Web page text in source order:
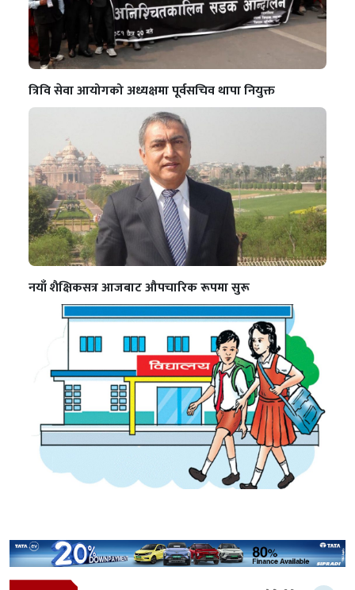
त्रिवि सेवा आयोगको अध्यक्षमा पूर्वसचिव थापा नियुक्त
नयाँ शैक्षिकसत्र आजबाट औपचारिक रूपमा सुरू